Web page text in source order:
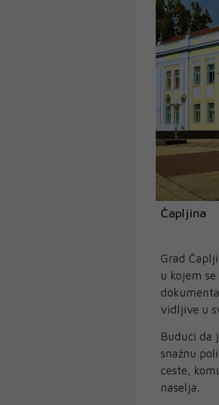
Čapljina
Grad
u kojem
vidljive u
Budući da
snažnu
ceste,
naselja.